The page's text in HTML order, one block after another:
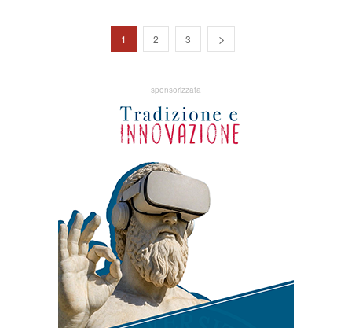
1 2 3
sponsorizzata